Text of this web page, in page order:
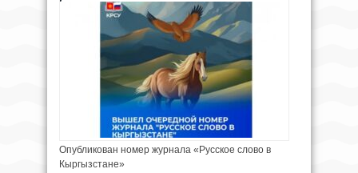
Опубликован номер журнала «Русское слово в
Кыргызстане»